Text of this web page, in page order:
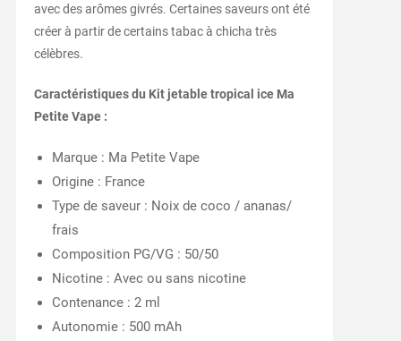
avec des arômes givrés. Certaines saveurs ont été
créer à partir de certains tabac à chicha très
célèbres.
Caractéristiques du Kit jetable tropical ice Ma
Petite Vape :
Marque : Ma Petite Vape
Origine : France
Type de saveur : Noix de coco / ananas/
frais
Composition PG/VG : 50/50
Nicotine : Avec ou sans nicotine
Contenance : 2 ml
Autonomie : 500 mAh